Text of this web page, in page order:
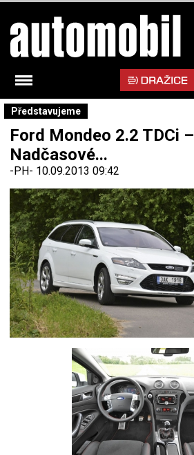
Představujeme
Ford Mondeo 2.2 TDCi –
Nadčasové...
-PH- 10.09.2013 09:42